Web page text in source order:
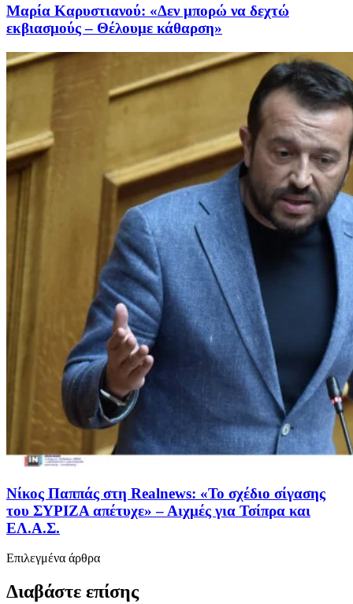
Μαρία Καρυστιανού: «Δεν μπορώ να δεχτώ
εκβιασμούς – Θέλουμε κάθαρση»
Νίκος Παππάς στη Realnews: «Το σχέδιο σίγασης
του ΣΥΡΙΖΑ απέτυχε» – Αιχμές για Τσίπρα και
ΕΛ.Α.Σ.
Επιλεγμένα άρθρα
Διαβάστε επίσης